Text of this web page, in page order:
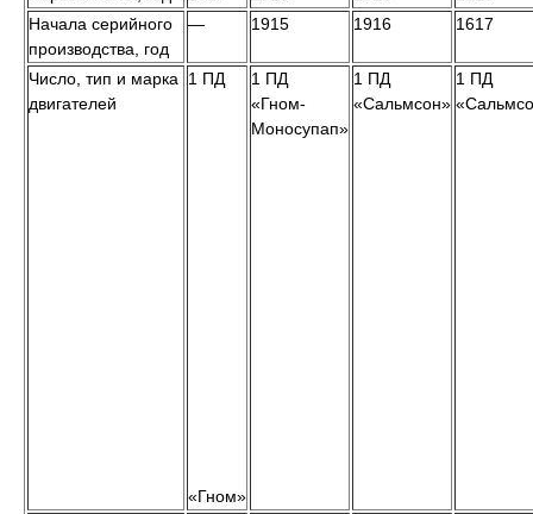
Начала серийного
производства, год
— 1915 1916 1617
Число, тип и марка
двигателей
1 ПД
«Гном»
1 ПД
«Гном-
Моносупап»
1 ПД
«Сальмсон»
1 ПД